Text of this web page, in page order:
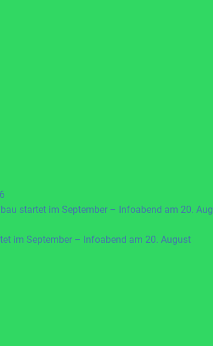
startet im September – Infoabend am 20.
im September – Infoabend am 20. August